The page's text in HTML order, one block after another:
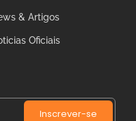
& Artigos
Oficiais
Inscrever-se